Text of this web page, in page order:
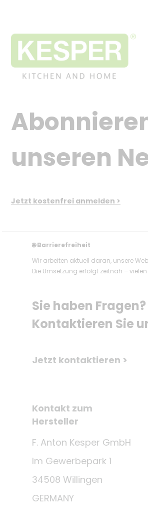
unseren
Jetzt kostenfrei anmelden >
🌐Barrierefreiheit
Wir arbeiten aktuell daran, unsere
Die Umsetzung erfolgt zeitnah –
Sie haben Fragen?
Kontaktieren Sie
Jetzt kontaktieren >
Kontakt zum
Hersteller
F. Anton Kesper GmbH
Im Gewerbepark 1
34508 Willingen
GERMANY